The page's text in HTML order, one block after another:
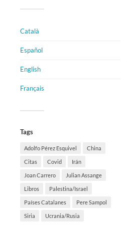
Català
Español
English
Français
Tags
Adolfo Pérez Esquivel China
Citas Covid Irán
Joan Carrero Julian Assange
Libros Palestina/Israel
Países Catalanes Pere Sampol
Siria Ucrania/Rusia